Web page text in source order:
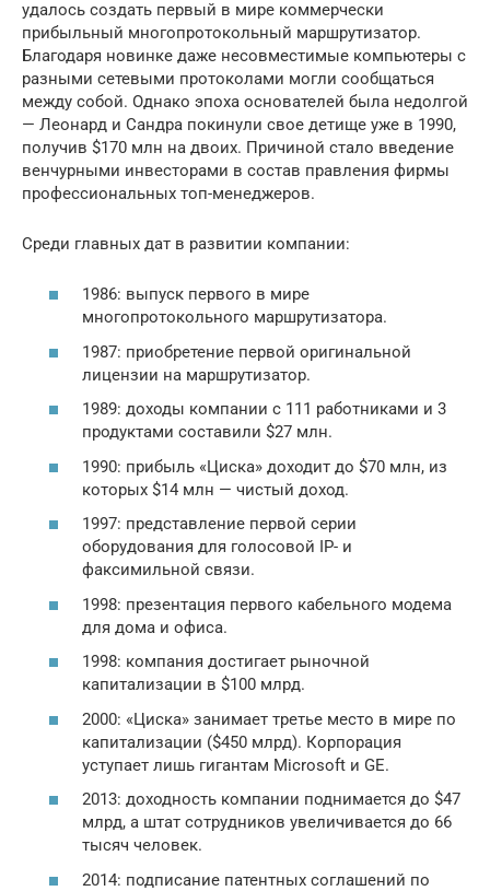
удалось создать первый в мире коммерчески
прибыльный многопротокольный маршрутизатор.
Благодаря новинке даже несовместимые компьютеры с
разными сетевыми протоколами могли сообщаться
между собой. Однако эпоха основателей была недолгой
— Леонард и Сандра покинули свое детище уже в 1990,
получив $170 млн на двоих. Причиной стало введение
венчурными инвесторами в состав правления фирмы
профессиональных топ-менеджеров.
Среди главных дат в развитии компании:
1986: выпуск первого в мире
многопротокольного маршрутизатора.
1987: приобретение первой оригинальной
лицензии на маршрутизатор.
1989: доходы компании с 111 работниками и 3
продуктами составили $27 млн.
1990: прибыль «Циска» доходит до $70 млн, из
которых $14 млн — чистый доход.
1997: представление первой серии
оборудования для голосовой IP- и
факсимильной связи.
1998: презентация первого кабельного модема
для дома и офиса.
1998: компания достигает рыночной
капитализации в $100 млрд.
2000: «Циска» занимает третье место в мире по
капитализации ($450 млрд). Корпорация
уступает лишь гигантам Microsoft и GE.
2013: доходность компании поднимается до $47
млрд, а штат сотрудников увеличивается до 66
тысяч человек.
2014: подписание патентных соглашений по